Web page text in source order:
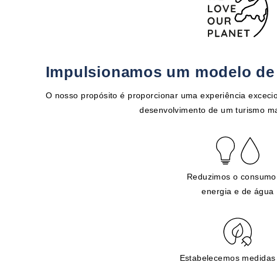
Impulsionamos um modelo
O nosso propósito é proporcionar uma experiência
desenvolvimento de um turismo
Reduzimos o
energia e de água
Estabelecemos